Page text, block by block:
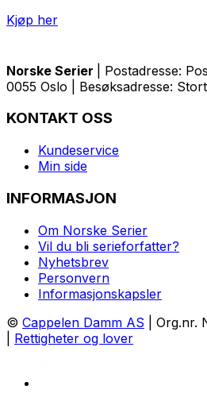
Kjøp her
Norske Serier
| Postadresse:
0055 Oslo | Besøksadresse:
KONTAKT OSS
Kundeservice
Min side
INFORMASJON
Om Norske Serier
Vil du bli serieforfatter?
Nyhetsbrev
Personvern
Informasjonskapsler
© Cappelen Damm AS | Org.nr.
Rettigheter og lover